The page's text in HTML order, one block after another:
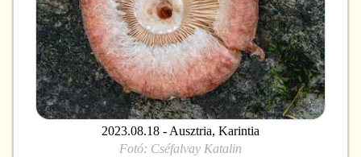
2023.08.18 - Ausztria, Karintia
Fotó: Cséfalvay Katalin